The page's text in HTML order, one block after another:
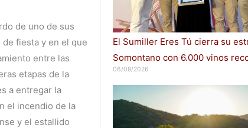
de uno de sus
fiesta y en el que
entre las
etapas de la
a entregar la
el incendio de la
y el estallido
El Sumiller Eres Tú cierra su
Somontano con 6.000 vinos
06/08/2026